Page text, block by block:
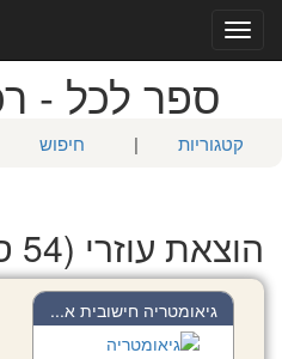
Toggle
navigation
ספר לכל -
קטגוריות | חיפוש
הוצאת עוזרי (54 ספרים)
גיאומטריה חישובית א...